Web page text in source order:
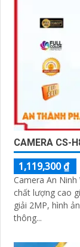
CAMERA CS-
1,119,300 ₫
Camera An
chất lượng cao giúp
giải 2MP, hình ảnh sắc
thông...